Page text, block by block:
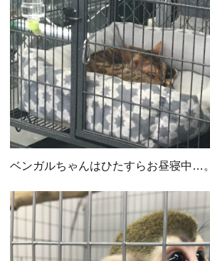
ベンガルちゃんはひたすらお昼寝中…。